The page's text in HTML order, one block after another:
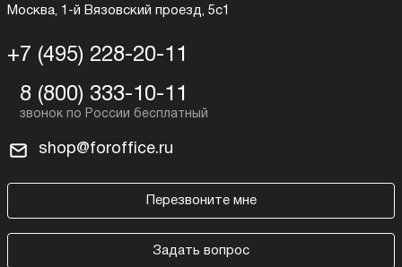
Москва, 1-й Вязовский проезд, 5с1
+7 (495) 228-20-11
8 (800) 333-10-11
shop@foroffice.ru
Перезвоните мне
Задать вопрос